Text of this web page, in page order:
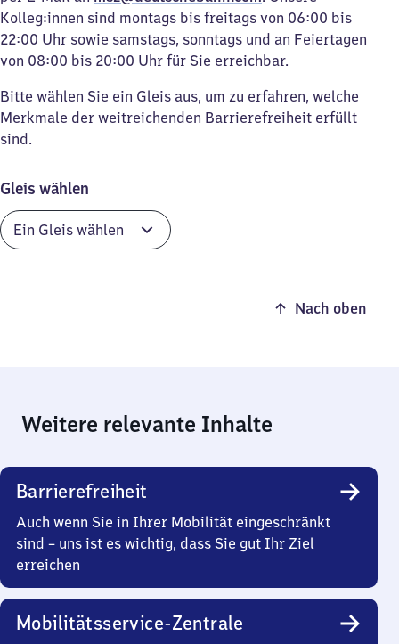
Kolleg:innen sind montags bis freitags von 06:00 bis
22:00 Uhr sowie samstags, sonntags und an Feiertagen
von 08:00 bis 20:00 Uhr für Sie erreichbar.
Bitte wählen Sie ein Gleis aus, um zu erfahren, welche
Merkmale der weitreichenden Barrierefreiheit erfüllt
sind.
Gleis wählen
Nach oben
Weitere relevante Inhalte
Barrierefreiheit
Auch wenn Sie in Ihrer Mobilität eingeschränkt
sind – uns ist es wichtig, dass Sie gut Ihr Ziel
erreichen
Mobilitätsservice-Zentrale